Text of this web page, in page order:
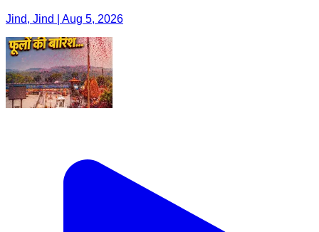
Jind, Jind | Aug 5, 2026